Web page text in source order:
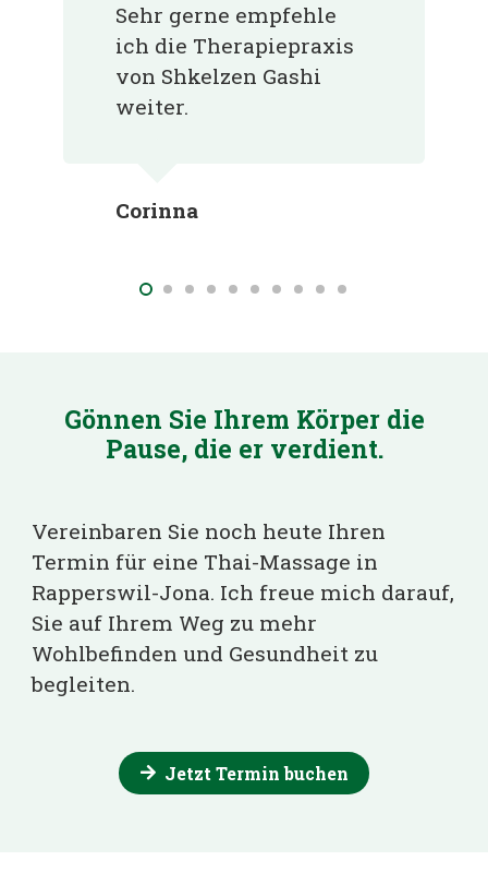
Sehr gerne empfehle
ich die Therapiepraxis
von Shkelzen Gashi
weiter.
Corinna
Gönnen Sie Ihrem Körper die
Pause, die er verdient.
Vereinbaren Sie noch heute Ihren
Termin für eine Thai-Massage in
Rapperswil-Jona. Ich freue mich darauf,
Sie auf Ihrem Weg zu mehr
Wohlbefinden und Gesundheit zu
begleiten.
Jetzt Termin buchen